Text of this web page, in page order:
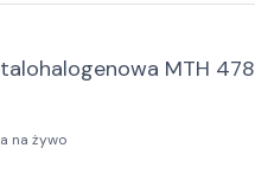
MTH 478
na żywo